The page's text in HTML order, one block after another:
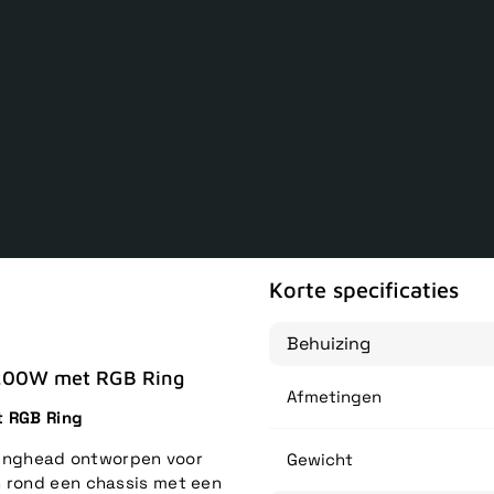
met RGB Ring
RGB Ring
ontworpen voor
een chassis met een
Korte specificaties
Behuizing
Afmetingen
Gewicht